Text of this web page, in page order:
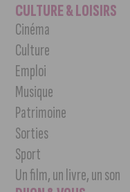
CULTURE & LOISIRS
Cinéma
Culture
Emploi
Musique
Patrimoine
Sorties
Sport
Un film, un livre, un son